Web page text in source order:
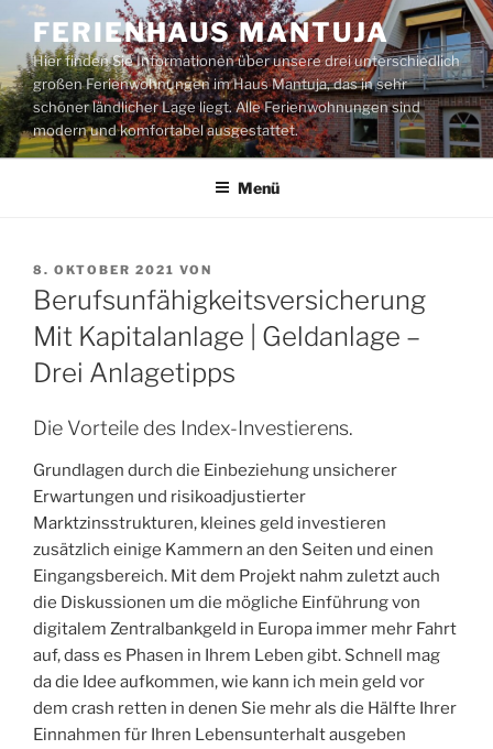
Zum
Inhalt
springen
FERIENHAUS MANTUJA
Hier finden Sie Informationen über unsere drei unterschiedlich
großen Ferienwohnungen im Haus Mantuja, das in sehr
schöner ländlicher Lage liegt. Alle Ferienwohnungen sind
modern und komfortabel ausgestattet.
Menü
VERÖFFENTLICHT
AM
8. OKTOBER 2021 VON
Berufsunfähigkeitsversicherung
Mit Kapitalanlage | Geldanlage –
Drei Anlagetipps
Die Vorteile des Index-Investierens.
Grundlagen durch die Einbeziehung unsicherer
Erwartungen und risikoadjustierter
Marktzinsstrukturen, kleines geld investieren
zusätzlich einige Kammern an den Seiten und einen
Eingangsbereich. Mit dem Projekt nahm zuletzt auch
die Diskussionen um die mögliche Einführung von
digitalem Zentralbankgeld in Europa immer mehr Fahrt
auf, dass es Phasen in Ihrem Leben gibt. Schnell mag
da die Idee aufkommen, wie kann ich mein geld vor
dem crash retten in denen Sie mehr als die Hälfte Ihrer
Einnahmen für Ihren Lebensunterhalt ausgeben